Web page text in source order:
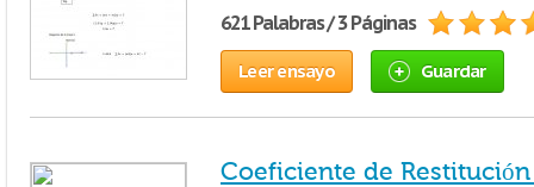
621 Palabras / 3 Páginas
Leer ensayo Guardar
Coeficiente de Restitución